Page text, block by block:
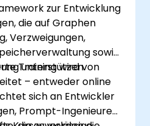
zur Entwicklung
die auf Graphen
Verzweigungen,
sowie
unterstützen.
Training wird von
– entweder online
sich an Entwickler
Prompt-Ingenieure